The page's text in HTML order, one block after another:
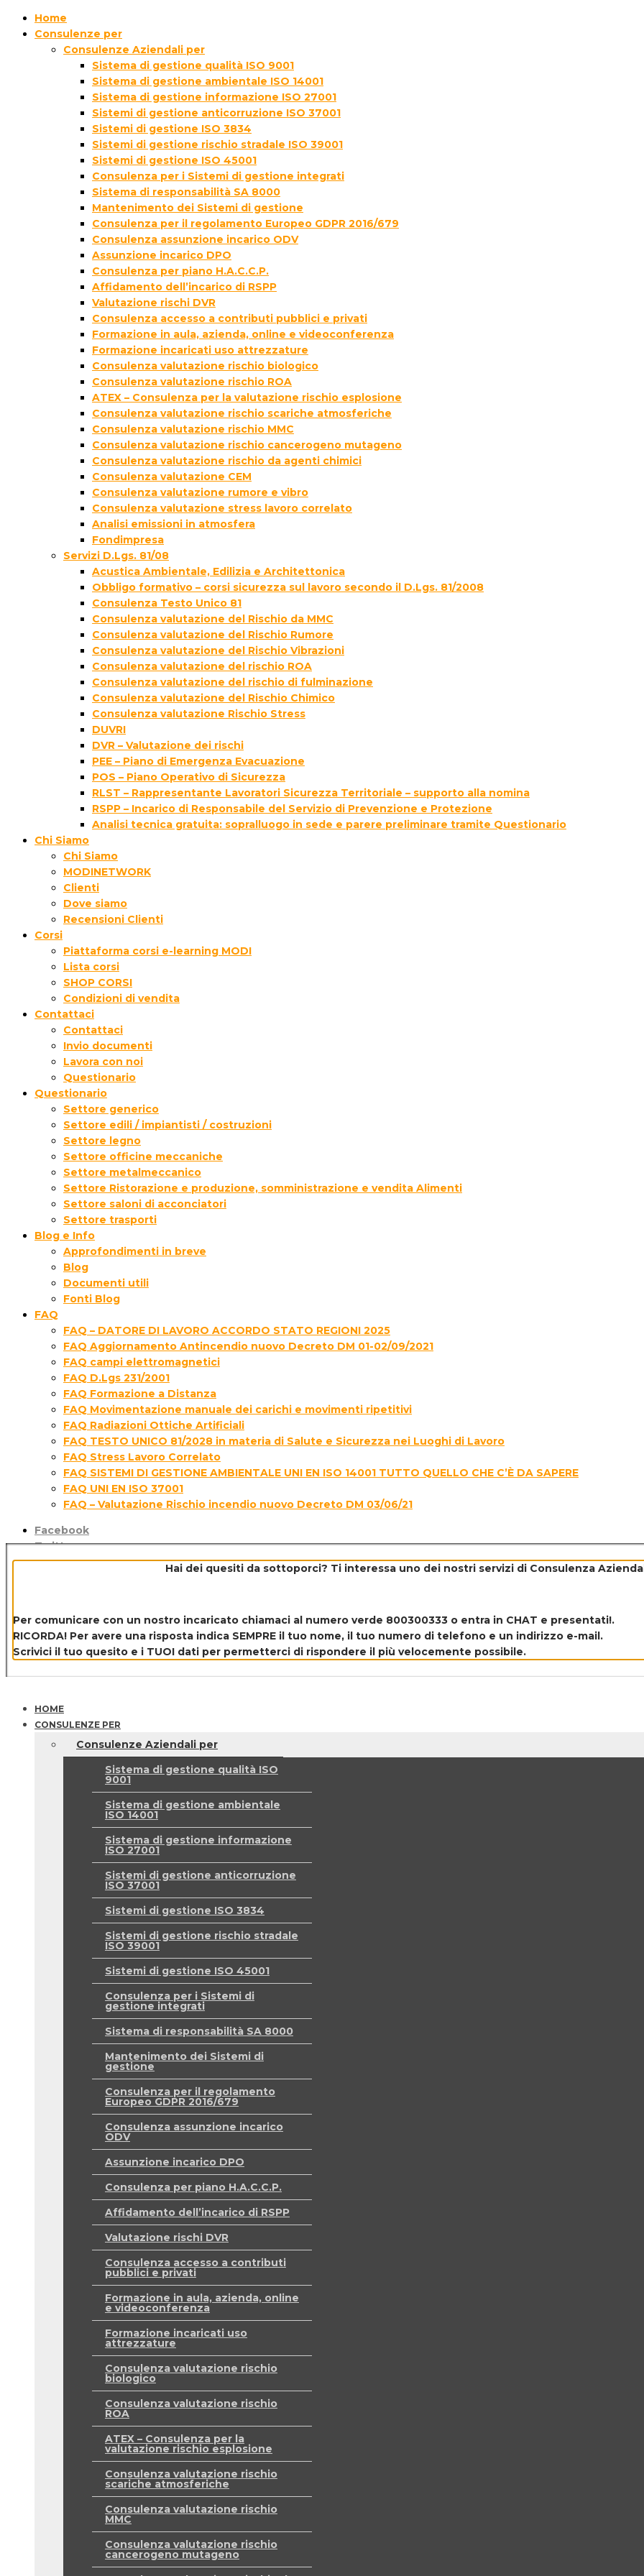
Home
Consulenze per
Consulenze Aziendali per
Sistema di gestione qualità ISO 9001
Sistema di gestione ambientale ISO 14001
Sistema di gestione informazione ISO 27001
Sistemi di gestione anticorruzione ISO 37001
Sistemi di gestione ISO 3834
Sistemi di gestione rischio stradale ISO 39001
Sistemi di gestione ISO 45001
Consulenza per i Sistemi di gestione integrati
Sistema di responsabilità SA 8000
Mantenimento dei Sistemi di gestione
Consulenza per il regolamento Europeo GDPR 2016/679
Consulenza assunzione incarico ODV
Assunzione incarico DPO
Consulenza per piano H.A.C.C.P.
Affidamento dell’incarico di RSPP
Valutazione rischi DVR
Consulenza accesso a contributi pubblici e privati
Formazione in aula, azienda, online e videoconferenza
Formazione incaricati uso attrezzature
Consulenza valutazione rischio biologico
Consulenza valutazione rischio ROA
ATEX – Consulenza per la valutazione rischio esplosione
Consulenza valutazione rischio scariche atmosferiche
Consulenza valutazione rischio MMC
Consulenza valutazione rischio cancerogeno mutageno
Consulenza valutazione rischio da agenti chimici
Consulenza valutazione CEM
Consulenza valutazione rumore e vibro
Consulenza valutazione stress lavoro correlato
Analisi emissioni in atmosfera
Fondimpresa
Servizi D.Lgs. 81/08
Acustica Ambientale, Edilizia e Architettonica
Obbligo formativo – corsi sicurezza sul lavoro secondo il D.Lgs. 81/2008
Consulenza Testo Unico 81
Consulenza valutazione del Rischio da MMC
Consulenza valutazione del Rischio Rumore
Consulenza valutazione del Rischio Vibrazioni
Consulenza valutazione del rischio ROA
Consulenza valutazione del rischio di fulminazione
Consulenza valutazione del Rischio Chimico
Consulenza valutazione Rischio Stress
DUVRI
DVR – Valutazione dei rischi
PEE – Piano di Emergenza Evacuazione
POS – Piano Operativo di Sicurezza
RLST – Rappresentante Lavoratori Sicurezza Territoriale – supporto alla nomina
RSPP – Incarico di Responsabile del Servizio di Prevenzione e Protezione
Analisi tecnica gratuita: sopralluogo in sede e parere preliminare tramite Questionario
Chi Siamo
Chi Siamo
MODINETWORK
Clienti
Dove siamo
Recensioni Clienti
Corsi
Piattaforma corsi e-learning MODI
Lista corsi
SHOP CORSI
Condizioni di vendita
Contattaci
Contattaci
Invio documenti
Lavora con noi
Questionario
Questionario
Settore generico
Settore edili / impiantisti / costruzioni
Settore legno
Settore officine meccaniche
Settore metalmeccanico
Settore Ristorazione e produzione, somministrazione e vendita Alimenti
Settore saloni di acconciatori
Settore trasporti
Blog e Info
Approfondimenti in breve
Blog
Documenti utili
Fonti Blog
FAQ
FAQ – DATORE DI LAVORO ACCORDO STATO REGIONI 2025
FAQ Aggiornamento Antincendio nuovo Decreto DM 01-02/09/2021
FAQ campi elettromagnetici
FAQ D.Lgs 231/2001
FAQ Formazione a Distanza
FAQ Movimentazione manuale dei carichi e movimenti ripetitivi
FAQ Radiazioni Ottiche Artificiali
FAQ TESTO UNICO 81/2028 in materia di Salute e Sicurezza nei Luoghi di Lavoro
FAQ Stress Lavoro Correlato
FAQ SISTEMI DI GESTIONE AMBIENTALE UNI EN ISO 14001 TUTTO QUELLO CHE C’È DA SAPERE
FAQ UNI EN ISO 37001
FAQ – Valutazione Rischio incendio nuovo Decreto DM 03/06/21
Facebook
Twitter
Instagram
Consulenza Sicurezza Veneto: D.Lgs. 81/08
Obblighi del Datore di Lavoro e RSPP Esterno
HOME
CONSULENZE PER
Consulenze Aziendali per
Sistema di gestione qualità ISO
9001
Sistema di gestione ambientale
ISO 14001
Sistema di gestione informazione
ISO 27001
Sistemi di gestione anticorruzione
ISO 37001
Sistemi di gestione ISO 3834
Sistemi di gestione rischio stradale
ISO 39001
Sistemi di gestione ISO 45001
Consulenza per i Sistemi di
gestione integrati
Sistema di responsabilità SA 8000
Mantenimento dei Sistemi di
gestione
Consulenza per il regolamento
Europeo GDPR 2016/679
Consulenza assunzione incarico
ODV
Assunzione incarico DPO
Consulenza per piano H.A.C.C.P.
Affidamento dell’incarico di RSPP
Valutazione rischi DVR
Consulenza accesso a contributi
pubblici e privati
Formazione in aula, azienda, online
e videoconferenza
Formazione incaricati uso
attrezzature
Consulenza valutazione rischio
biologico
Consulenza valutazione rischio
ROA
ATEX – Consulenza per la
valutazione rischio esplosione
Consulenza valutazione rischio
scariche atmosferiche
Consulenza valutazione rischio
MMC
Consulenza valutazione rischio
cancerogeno mutageno
Hai dei quesiti da sottoporci? Ti interessa uno dei nostri servizi di Consulenza
Per comunicare con un nostro incaricato chiamaci al numero verde 800300333 o entra in CHAT e presentati!.
RICORDA! Per avere una risposta indica SEMPRE il tuo nome, il tuo numero di telefono e un indirizzo e-mail.
Scrivici il tuo quesito e i TUOI dati per permetterci di rispondere il più velocemente possibile.